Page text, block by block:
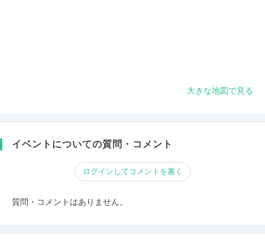
大きな地図で見る
イベントについての質問・コメント
ログインしてコメントを書く
質問・コメントはありません。